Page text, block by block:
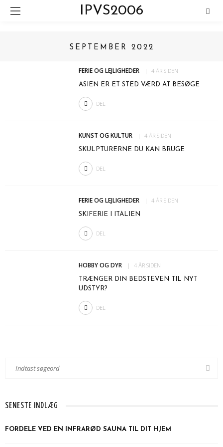
IPVS2006
SEPTEMBER 2022
FERIE OG LEJLIGHEDER 4 ÅR SIDEN
ASIEN ER ET STED VÆRD AT BESØGE
DEL
KUNST OG KULTUR 4 ÅR SIDEN
SKULPTURERNE DU KAN BRUGE
DEL
FERIE OG LEJLIGHEDER 4 ÅR SIDEN
SKIFERIE I ITALIEN
DEL
HOBBY OG DYR 4 ÅR SIDEN
TRÆNGER DIN BEDSTEVEN TIL NYT
UDSTYR?
DEL
SENESTE INDLÆG
FORDELE VED EN INFRARØD SAUNA TIL DIT HJEM